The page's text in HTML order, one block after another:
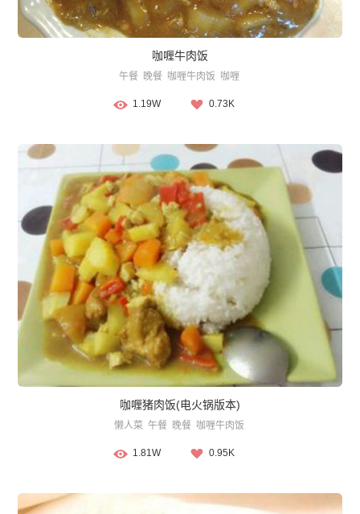
咖喱牛肉饭
午餐 晚餐 咖喱牛肉饭 咖喱
1.19W 0.73K
咖喱猪肉饭(电火锅版本)
懒人菜 午餐 晚餐 咖喱牛肉饭
1.81W 0.95K